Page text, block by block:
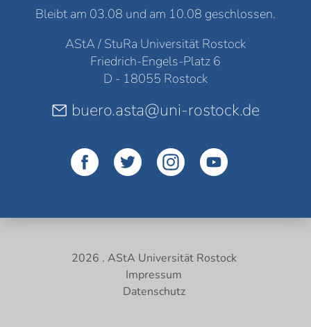
Bleibt am 03.08 und am 10.08 geschlossen.
AStA / StuRa Universität Rostock
Friedrich-Engels-Platz 6
D - 18055 Rostock
buero.asta@uni-rostock.de
2026 . AStA Universität Rostock
Impressum
Datenschutz